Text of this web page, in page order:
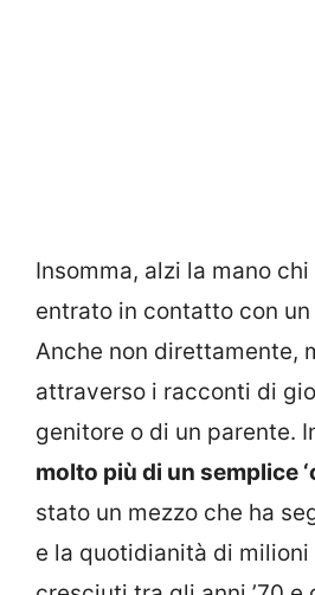
Insomma, alzi la mano chi
entrato in contatto con un
Anche non direttamente,
attraverso i racconti di
genitore o di un parente.
molto più di un semplice
stato un mezzo che ha
e la quotidianità di